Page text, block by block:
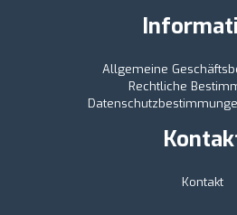
Allgemeine
Rechtliche
Kontakt